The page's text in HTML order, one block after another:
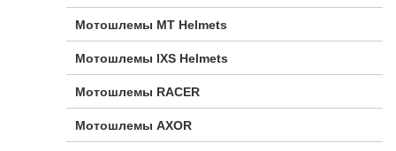
Мотошлемы MT Helmets
Мотошлемы IXS Helmets
Мотошлемы RACER
Мотошлемы AXOR